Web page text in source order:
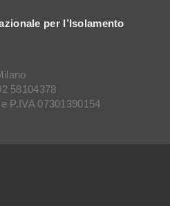
per l’Isolamento
58104378
P.IVA 07301390154